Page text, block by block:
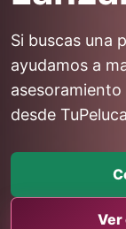
Si buscas una
ayudamos a
desde
Ver